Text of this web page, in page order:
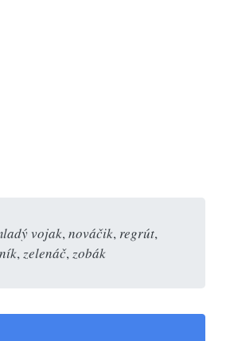
vojak, nováčik, regrút,
, zelenáč, zobák